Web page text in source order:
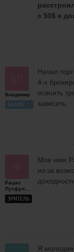
с 50$ я
Владимир
Начал
4-х
освоить
зависить.
Рашит
ЗРИТЕЛЬ
Моe имя
из-за
Я